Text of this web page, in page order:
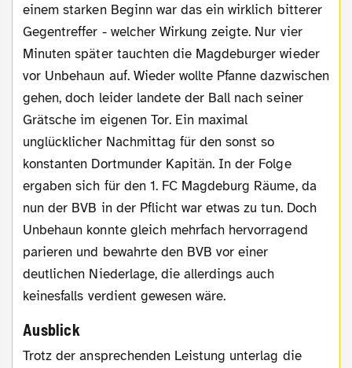
einem starken Beginn war das ein wirklich bitterer
Gegentreffer - welcher Wirkung zeigte. Nur vier
Minuten später tauchten die Magdeburger wieder
vor Unbehaun auf. Wieder wollte Pfanne dazwischen
gehen, doch leider landete der Ball nach seiner
Grätsche im eigenen Tor. Ein maximal
unglücklicher Nachmittag für den sonst so
konstanten Dortmunder Kapitän. In der Folge
ergaben sich für den 1. FC Magdeburg Räume, da
nun der BVB in der Pflicht war etwas zu tun. Doch
Unbehaun konnte gleich mehrfach hervorragend
parieren und bewahrte den BVB vor einer
deutlichen Niederlage, die allerdings auch
keinesfalls verdient gewesen wäre.
Ausblick
Trotz der ansprechenden Leistung unterlag die